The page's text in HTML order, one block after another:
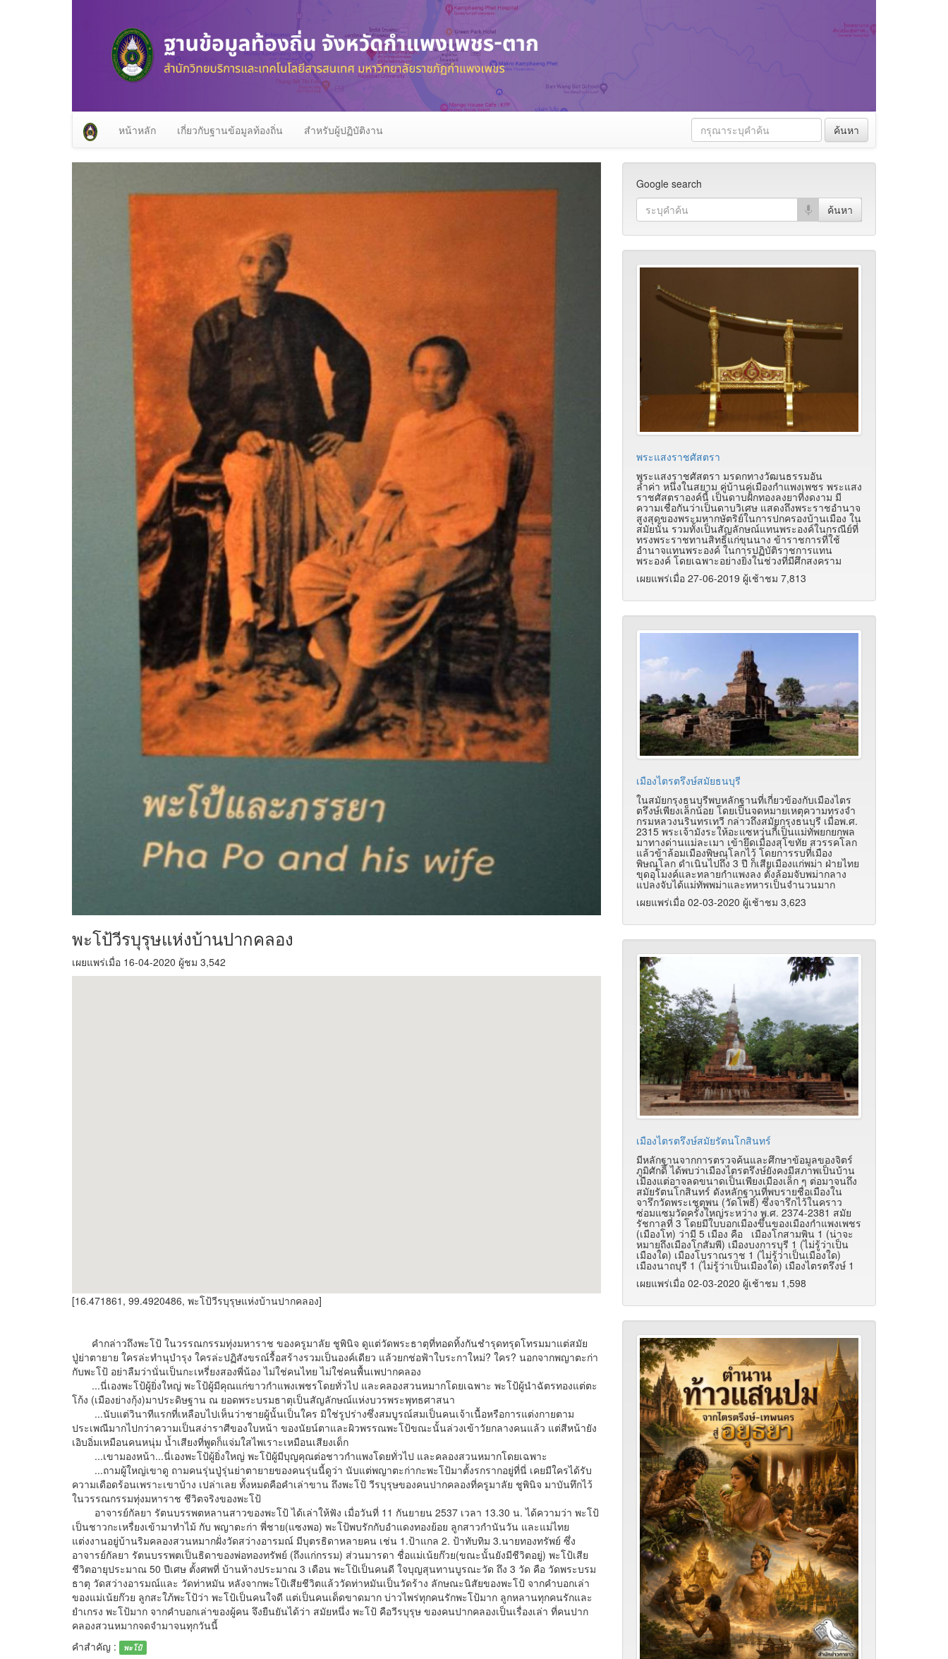
หน้าหลัก เกี่ยวกับฐานข้อมูลท้องถิ่น สำหรับผู้ปฏิบัติงาน ค้นหา
พะโป้วีรบุรุษแห่งบ้านปากคลอง
เผยแพร่เมื่อ 16-04-2020 ผู้ชม 3,542
[16.471861, 99.4920486, พะโป้วีรบุรุษแห่งบ้านปากคลอง]
คำกล่าวถึงพะโป้ ในวรรณกรรมทุ่งมหาราช ของครูมาลัย ชูพินิจ ดูแต่วัดพระธาตุที่ทอดทิ้งกันชำรุดทรุดโทรมมาแต่สมัย
ปู่ย่าตายาย ใครล่ะทำนุบำรุง ใครล่ะปฏิสังขรณ์รื้อสร้างรวมเป็นองค์เดียว แล้วยกช่อฟ้าใบระกาใหม่? ใคร? นอกจากพญาตะก่า
กับพะโป้ อย่าลืมว่านั่นเป็นกะเหรี่ยงสองพี่น้อง ไม่ใช่คนไทย ไม่ใช่คนพื้นเพปากคลอง
...นี่เองพะโป้ผู้ยิ่งใหญ่ พะโป้ผู้มีคุณแก่ขาวกำแพงเพชรโดยทั่วไป และคลองสวนหมากโดยเฉพาะ พะโป้ผู้นำฉัตรทองแต่ตะ
โก้ง (เมืองย่างกุ้ง)มาประดิษฐาน ณ ยอดพระบรมธาตุเป็นสัญลักษณ์แห่งบวรพระพุทธศาสนา
...นับแต่วินาทีแรกที่เหลือบไปเห็นว่าชายผู้นั้นเป็นใคร มิใช่รูปร่างซึ่งสมบูรณ์สมเป็นคนเจ้าเนื้อหรือการแต่งกายตาม
ประเพณีมากไปกว่าความเป็นสง่าราศีของใบหน้า ของนัยน์ตาและผิวพรรณพะโป้ขณะนั้นล่วงเข้าวัยกลางคนแล้ว แต่สีหน้ายัง
เอิบอิ่มเหมือนคนหนุ่ม น้ำเสียงที่พูดก็แจ่มใสไพเราะเหมือนเสียงเด็ก
...เขามองหน้า...นี่เองพะโป้ผู้ยิ่งใหญ่ พะโป้ผู้มีบุญคุณต่อชาวกำแพงโดยทั่วไป และคลองสวนหมากโดยเฉพาะ
...ถามผู้ใหญ่เขาดู ถามคนรุ่นปู่รุ่นย่าตายายของคนรุ่นนี้ดูว่า นับแต่พญาตะก่ากะพะโป้มาตั้งรกรากอยู่ที่นี่ เคยมีใครได้รับ
ความเดือดร้อนเพราะเขาบ้าง เปล่าเลย ทั้งหมดคือคำเล่าขาน ถึงพะโป้ วีรบุรุษของคนปากคลองที่ครูมาลัย ชูพินิจ มาบันทึกไว้
ในวรรณกรรมทุ่งมหาราช ชีวิตจริงของพะโป้
อาจารย์กัลยา รัตนบรรพตหลานสาวของพะโป้ ได้เล่าให้ฟัง เมื่อวันที่ 11 กันยายน 2537 เวลา 13.30 น. ได้ความว่า พะโป้
เป็นชาวกะเหรื่ยงเข้ามาทำไม้ กับ พญาตะก่า พี่ชาย(แซงพอ) พะโป้พบรักกับอำแดงทองย้อย ลูกสาวกำนันวัน และแม่ไทย
แต่งงานอยู่บ้านริมคลองสวนหมากฝั่งวัดสว่างอารมณ์ มีบุตรธิดาหลายคน เช่น 1.ป้าแกล 2. ป้าทับทิม 3.นายทองทรัพย์ ซึ่ง
อาจารย์กัลยา รัตนบรรพตเป็นธิดาของพ่อทองทรัพย์ (ถึงแก่กรรม) ส่วนมารดา ชื่อแม่เน้ยก๊วย(ขณะนั้นยังมีชีวิตอยู่) พะโป้เสีย
ชีวิตอายุประมาณ 50 ปีเศษ ตั้งศพที่ บ้านห้างประมาณ 3 เดือน พะโป้เป็นคนดี ใจบุญสุนทานบูรณะวัด ถึง 3 วัด คือ วัดพระบรม
ธาตุ วัดสว่างอารมณ์และ วัดท่าหมัน หลังจากพะโป้เสียชีวิตแล้ววัดท่าหมันเป็นวัดร้าง ลักษณะนิสัยของพะโป้ จากคำบอกเล่า
ของแม่เน้ยก๊วย ลูกสะใภ้พะโป้ว่า พะโป้เป็นคนใจดี แต่เป็นคนเด็ดขาดมาก บ่าวไพร่ทุกคนรักพะโป้มาก ลูกหลานทุกคนรักและ
ยำเกรง พะโป้มาก จากคำบอกเล่าของผู้คน จึงยืนยันได้ว่า สมัยหนึ่ง พะโป้ คือวีรบุรุษ ของคนปากคลองเป็นเรื่องเล่า ที่คนปาก
คลองสวนหมากจดจำมาจนทุกวันนี้
คำสำคัญ :
พะโป้
Google search
พระแสงราชศัสตรา
พระแสงราชศัสตรา มรดกทางวัฒนธรรมอัน
ล้ำค่า หนึ่งในสยาม คู่บ้านคู่เมืองกำแพงเพชร พระแสง
ราชศัสตราองค์นี้ เป็นดาบฝักทองลงยาที่งดงาม มี
ความเชื่อกันว่าเป็นดาบวิเศษ แสดงถึงพระราชอำนาจ
สูงสุดของพระมหากษัตริย์ในการปกครองบ้านเมือง ใน
สมัยนั้น รวมทั้งเป็นสัญลักษณ์แทนพระองค์ในกรณีย์ที่
ทรงพระราชทานสิทธิ์แก่ขุนนาง ข้าราชการที่ใช้
อำนาจแทนพระองค์ ในการปฏิบัติราชการแทน
พระองค์ โดยเฉพาะอย่างยิ่งในช่วงที่มีศึกสงคราม
เผยแพร่เมื่อ 27-06-2019 ผู้เช้าชม 7,813
เมืองไตรตรึงษ์สมัยธนบุรี
ในสมัยกรุงธนบุรีพบหลักฐานที่เกี่ยวข้องกับเมืองไตร
ตรึงษ์เพียงเล็กน้อย โดยเป็นจดหมายเหตุความทรงจำ
กรมหลวงนรินทรเทวี กล่าวถึงสมัยกรุงธนบุรี เมื่อพ.ศ.
2315 พระเจ้ามังระให้อะแซหวุ่นกี้เป็นแม่ทัพยกยกพล
มาทางด่านแม่ละเมา เข้ายึดเมืองสุโขทัย สวรรคโลก
แล้วข้าล้อมเมืองพิษณุโลกไว้ โดยการรบที่เมือง
พิษณุโลก ดำเนินไปถึง 3 ปี ก็เสียเมืองแก่พม่า ฝ่ายไทย
ขุดอุโมงค์และทลายกำแพงลง ตั้งล้อมจับพม่ากลาง
แปลงจับได้แม่ทัพพม่าและทหารเป็นจำนวนมาก
เผยแพร่เมื่อ 02-03-2020 ผู้เช้าชม 3,623
เมืองไตรตรึงษ์สมัยรัตนโกสินทร์
มีหลักฐานจากการตรวจค้นและศึกษาข้อมูลของจิตร์
ภูมิศักดิ์ ได้พบว่าเมืองไตรตรึงษ์ยังคงมีสภาพเป็นบ้าน
เมืองแต่อาจลดขนาดเป็นเพียงเมืองเล็ก ๆ ต่อมาจนถึง
สมัยรัตนโกสินทร์ ดังหลักฐานที่พบรายชื่อเมืองใน
จารึกวัดพระเชตุพน (วัดโพธิ์) ซึ่งจารึกไว้ในคราว
ซ่อมแซมวัดครั้งใหญ่ระหว่าง พ.ศ. 2374-2381 สมัย
รัชกาลที่ 3 โดยมีใบบอกเมืองขึ้นของเมืองกำแพงเพชร
(เมืองโท) ว่ามี 5 เมือง คือ เมืองโกสามพิน 1 (น่าจะ
หมายถึงเมืองโกสัมพี) เมืองบงการบุรี 1 (ไม่รู้ว่าเป็น
เมืองใด) เมืองโบราณราช 1 (ไม่รู้ว่าเป็นเมืองใด)
เมืองนาถบุรี 1 (ไม่รู้ว่าเป็นเมืองใด) เมืองไตรตรึงษ์ 1
เผยแพร่เมื่อ 02-03-2020 ผู้เช้าชม 1,598